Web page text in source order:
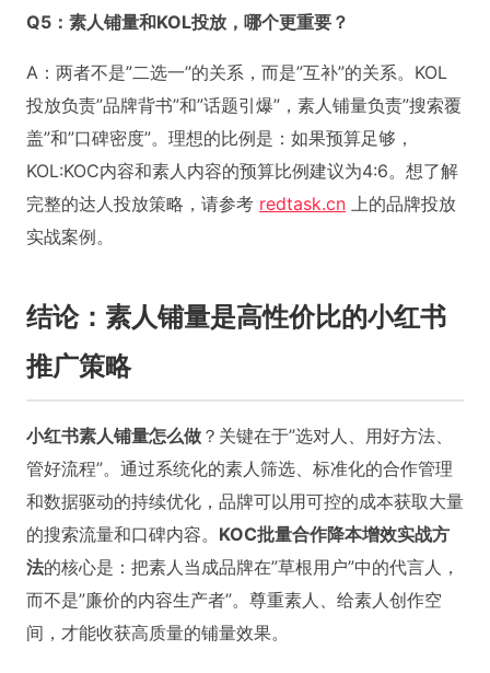
Q5：素人铺量和KOL投放，哪个更重要？
A：两者不是”二选一”的关系，而是”互补”的关系。KOL
投放负责”品牌背书”和”话题引爆”，素人铺量负责”搜索覆
盖”和”口碑密度”。理想的比例是：如果预算足够，
KOL:KOC内容和素人内容的预算比例建议为4:6。想了解
完整的达人投放策略，请参考 redtask.cn 上的品牌投放
实战案例。
结论：素人铺量是高性价比的小红书
推广策略
小红书素人铺量怎么做 ？关键在于”选对人、用好方法、
管好流程”。通过系统化的素人筛选、标准化的合作管理
和数据驱动的持续优化，品牌可以用可控的成本获取大量
的搜索流量和口碑内容。 KOC批量合作降本增效实战方
法的核心是：把素人当成品牌在”草根用户”中的代言人，
而不是”廉价的内容生产者”。尊重素人、给素人创作空
间，才能收获高质量的铺量效果。